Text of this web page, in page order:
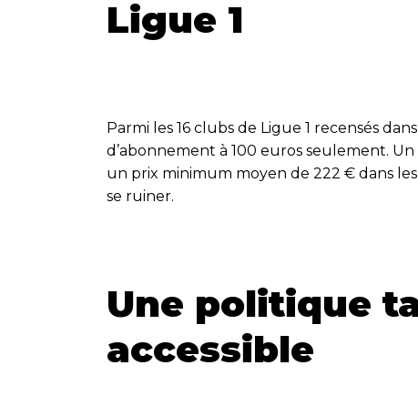
Ligue 1
Parmi les 16 clubs de Ligue 1 recensés
d’abonnement à 100 euros seulement.
un prix minimum moyen de 222 € dans
se ruiner.
Une politique
accessible